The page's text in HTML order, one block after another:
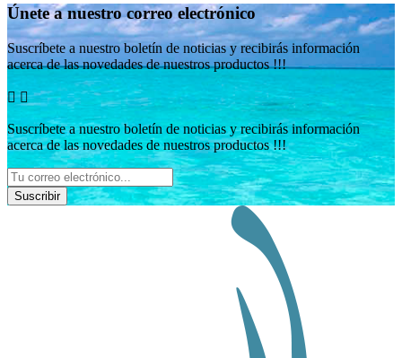
Únete a nuestro correo electrónico
Suscríbete a nuestro boletín de noticias y recibirás información
acerca de las novedades de nuestros productos !!!
 
Suscríbete a nuestro boletín de noticias y recibirás información
acerca de las novedades de nuestros productos !!!
Suscribir